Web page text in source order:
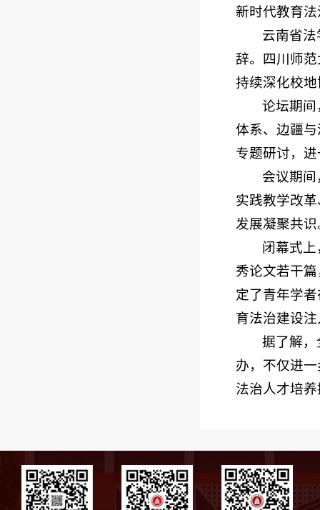
新时代教育
云南省
辞。四川师
持续深化校
论坛期
体系、边疆
专题研讨，
会议期
实践教学改
发展凝聚共识
闭幕式
秀论文若干
定了青年学
育法治建设
据了解
办，不仅进
法治人才培